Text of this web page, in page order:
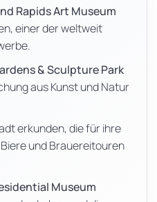
Rapids Art Museum
einer der weltweit
& Sculpture Park
aus Kunst und Natur
erkunden, die für ihre
und Brauereitouren
Museum